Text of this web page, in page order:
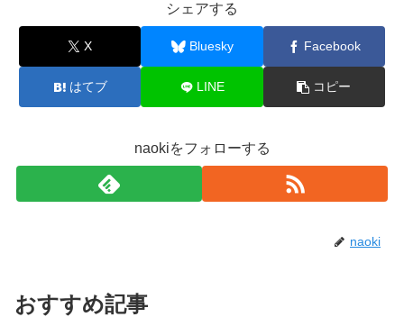
シェアする
X Bluesky Facebook
はてブ LINE コピー
naokiをフォローする
naoki
おすすめ記事